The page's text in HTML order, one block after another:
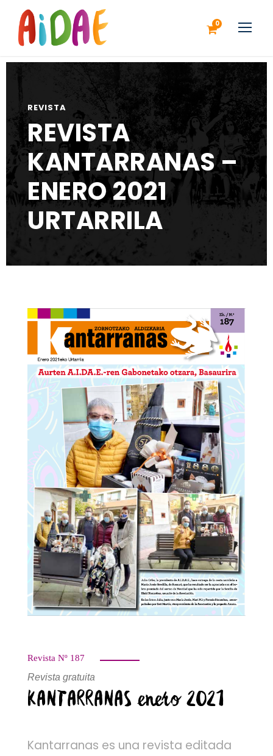
0
REVISTA
REVISTA
KANTARRANAS –
ENERO 2021
URTARRILA
Revista Nº 187
Revista gratuita
KANTARRANAS enero 2021
Kantarranas es una revista editada